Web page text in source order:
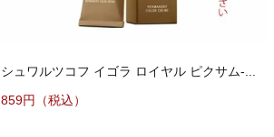
シュワルツコフ イゴラ ロイヤル ピクサム-...
859円（税込）